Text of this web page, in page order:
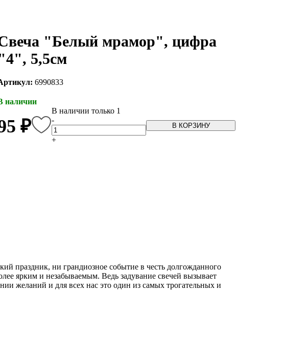
"Белый мрамор", цифра
5,5см
6990833
наличии
₽
В наличии только 1
-
+
В КОРЗИНУ
праздник, ни грандиозное событие в честь долгожданного
ярким и незабываемым. Ведь задувание свечей вызывает
желаний и для всех нас это один из самых трогательных и